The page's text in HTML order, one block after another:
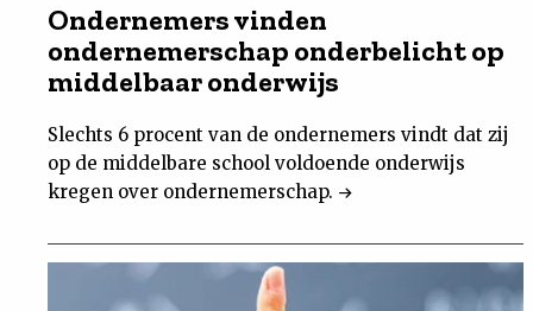
Ondernemers vinden
ondernemerschap onderbelicht op
middelbaar onderwijs
Slechts 6 procent van de ondernemers vindt dat zij
op de middelbare school voldoende onderwijs
kregen over ondernemerschap.